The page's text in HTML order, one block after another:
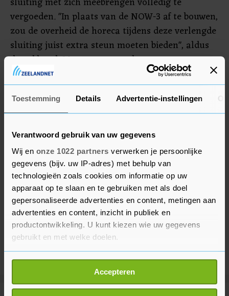
Toestemming Details Advertentie-instellingen
Verantwoord gebruik van uw gegevens
Wij en onze 1022 partners verwerken je persoonlijke
gegevens (bijv. uw IP-adres) met behulp van
technologieën zoals cookies om informatie op uw
apparaat op te slaan en te gebruiken met als doel
gepersonaliseerde advertenties en content, metingen aan
advertenties en content, inzicht in publiek en
productontwikkeling. U kunt kiezen wie uw gegevens
gebruikt en met welke doelen.
Als u het toestaat, willen we ook graag:
Informatie verzamelen over uw geografische
locatie, die tot een paar meter nauwkeurig kan zijn
Accepteren
vergoeden. "In plaats van de NOW-3 af te bouwen,
zou de overheid de horeca tijdens deze verlengde
sluiting juist extra steun moeten bieden", aldus
de vakbond. Met extra steun kunnen
horecaondernemers mensen in dienst houden.